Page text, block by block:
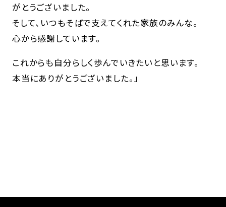
がとうございました。
そして、いつもそばで支えてくれた家族のみんな。
心から感謝しています。
これからも自分らしく歩んでいきたいと思います。
本当にありがとうございました。」